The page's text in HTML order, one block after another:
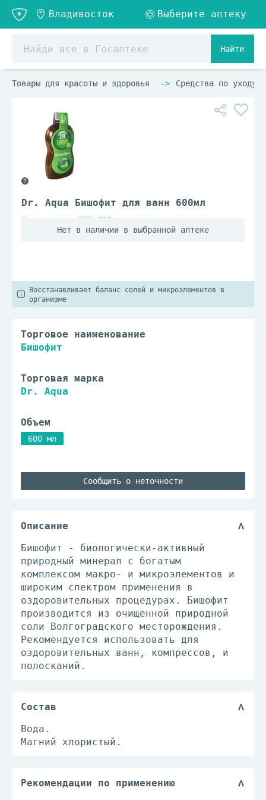
Найти
Товары для красоты и здоровья Средства по уходу
Dr. Aqua Бишофит для ванн 600мл
Уралмедпром ПТК ООО
Восстанавливает баланс солей и микроэлементов в
организме
Торговое наименование
Бишофит
Торговая марка
Dr. Aqua
Объем
600 мл
Сообщить о неточности
Описание
Бишофит - биологически-активный
природный минерал с богатым
комплексом макро- и микроэлементов и
широким спектром применения в
оздоровительных процедурах. Бишофит
производится из очищенной природной
соли Волгоградского месторождения.
Рекомендуется использовать для
оздоровительных ванн, компрессов, и
полосканий.
Состав
Вода.
Магний хлористый.
Рекомендации по применению